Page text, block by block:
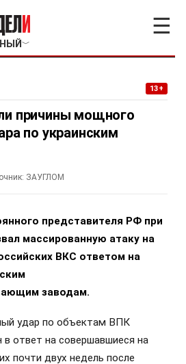
﹀
☰
13+
причины мощного
по украинским
ЗАУГЛОМ
представителя РФ при
массированную атаку на
ВКС ответом на
заводам.
удар по объектам ВПК
в ответ на совершавшиеся на
почти двух недель после